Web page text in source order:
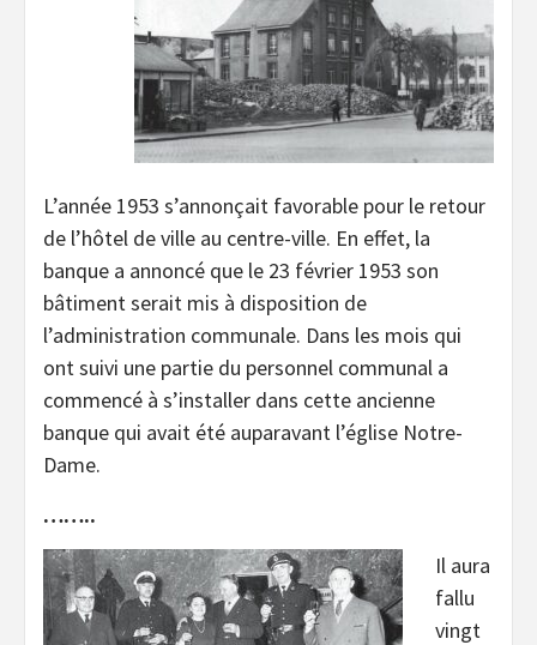
L’année 1953 s’annonçait favorable pour le retour
de l’hôtel de ville au centre-ville. En effet, la
banque a annoncé que le 23 février 1953 son
bâtiment serait mis à disposition de
l’administration communale. Dans les mois qui
ont suivi une partie du personnel communal a
commencé à s’installer dans cette ancienne
banque qui avait été auparavant l’église Notre-
Dame.
……..
Il aura
fallu
vingt